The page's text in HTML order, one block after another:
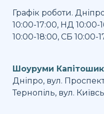
Графік роботи.
10:00-17:00, НД 10:00-
10:00-18:00, СБ 10:00-
Шоуруми Капітошик
Дніпро, вул.
Тернопіль, вул.